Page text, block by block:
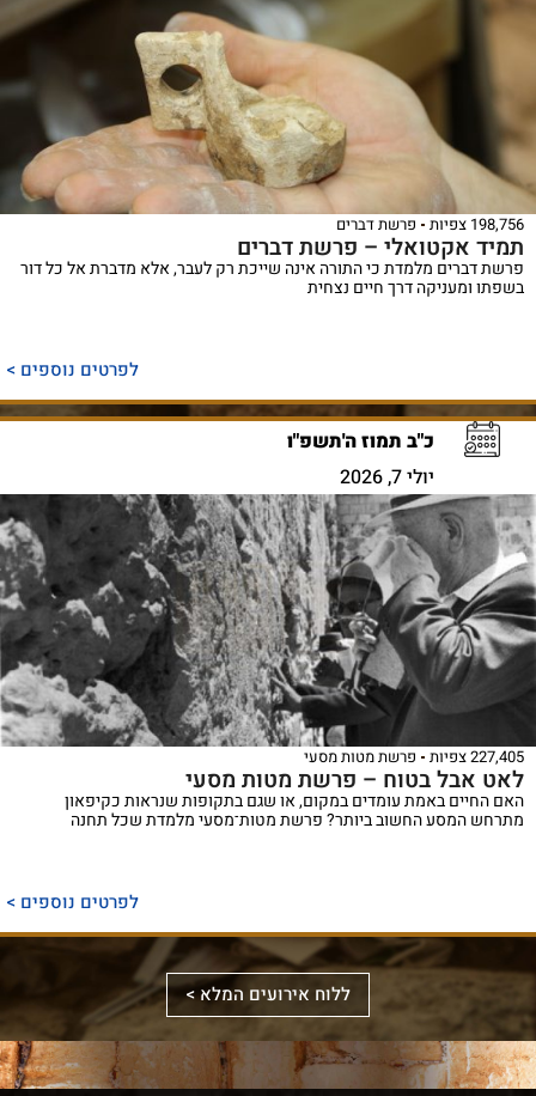
198,756 צפיות פרשת דברים
תמיד אקטואלי – פרשת דברים
פרשת דברים מלמדת כי התורה אינה שייכת רק לעבר, אלא מדברת אל כל דור
בשפתו ומעניקה דרך חיים נצחית
לפרטים נוספים >
כ"ב תמוז ה'תשפ"ו
יולי 7, 2026
227,405 צפיות פרשת מטות מסעי
לאט אבל בטוח – פרשת מטות מסעי
האם החיים באמת עומדים במקום, או שגם בתקופות שנראות כקיפאון
מתרחש המסע החשוב ביותר? פרשת מטות־מסעי מלמדת שכל תחנה
לפרטים נוספים >
ללוח אירועים המלא >
לראשונה,
מכלול
הדינים
והמנהגים
באמצעות
תמונות
ספר
אלבומי
מפואר
המשחזר